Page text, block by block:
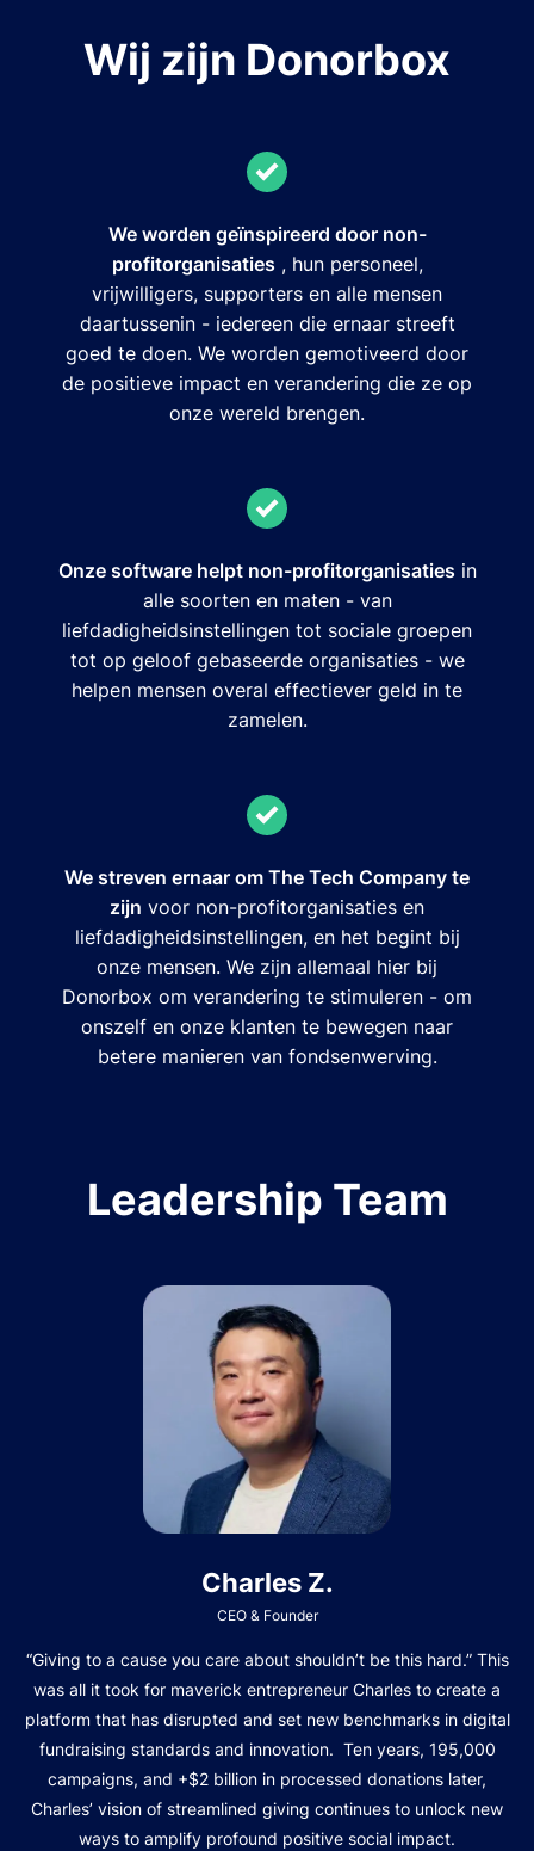
Wij zijn Donorbox
We worden geïnspireerd door non-
profitorganisaties, hun personeel,
vrijwilligers, supporters en alle mensen
daartussenin - iedereen die ernaar streeft
goed te doen. We worden gemotiveerd door
de positieve impact en verandering die ze op
onze wereld brengen.
Onze software helpt non-profitorganisatiesin
alle soorten en maten - van
liefdadigheidsinstellingen tot sociale groepen
tot op geloof gebaseerde organisaties - we
helpen mensen overal effectiever geld in te
zamelen.
We streven ernaar om The Tech Company te
zijn voor non-profitorganisaties en
liefdadigheidsinstellingen, en het begint bij
onze mensen. We zijn allemaal hier bij
Donorbox om verandering te stimuleren - om
onszelf en onze klanten te bewegen naar
betere manieren van fondsenwerving.
Leadership Team
Charles Z.
CEO & Founder
“Giving to a cause you care about shouldn’t be this hard.” This
was all it took for maverick entrepreneur Charles to create a
platform that has disrupted and set new benchmarks in digital
fundraising standards and innovation. Ten years, 195,000
campaigns, and +$2 billion in processed donations later,
Charles’ vision of streamlined giving continues to unlock new
ways to amplify profound positive social impact.